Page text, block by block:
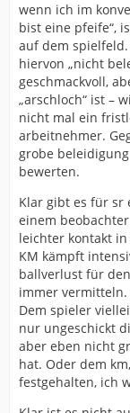
wenn ich im
bist eine pfeife“,
auf dem
hiervon „nicht
geschmackvoll,
„arschloch“ ist –
nicht mal ein
arbeitnehmer.
grobe
bewerten.
Klar gibt es für sr
einem
leichter kontakt
KM kämpft
ballverlust für
immer
Dem spieler
nur ungeschickt
aber eben nicht
hat. Oder dem
festgehalten, ich